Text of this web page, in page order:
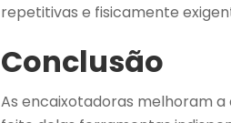
repetitivas e fisicamente
Conclusão
As encaixotadoras melhoram